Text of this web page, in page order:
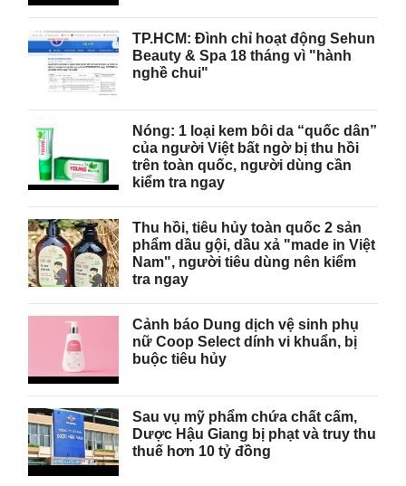
TP.HCM: Đình chỉ hoạt động Sehun
Beauty & Spa 18 tháng vì "hành
nghề chui"
Nóng: 1 loại kem bôi da “quốc dân”
của người Việt bất ngờ bị thu hồi
trên toàn quốc, người dùng cần
kiểm tra ngay
Thu hồi, tiêu hủy toàn quốc 2 sản
phẩm dầu gội, dầu xả "made in Việt
Nam", người tiêu dùng nên kiểm
tra ngay
Cảnh báo Dung dịch vệ sinh phụ
nữ Coop Select dính vi khuẩn, bị
buộc tiêu hủy
Sau vụ mỹ phẩm chứa chất cấm,
Dược Hậu Giang bị phạt và truy thu
thuế hơn 10 tỷ đồng